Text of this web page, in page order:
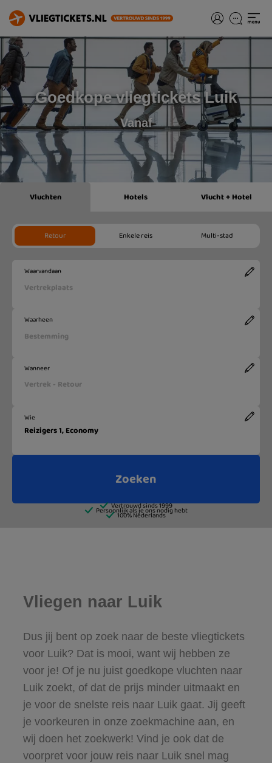
Goedkope vliegtickets Luik
Vanaf
Vliegen naar Luik
Dus jij bent op zoek naar de beste vliegtickets
voor Luik? Dat is mooi, want wij hebben ze
voor je! Of je nu juist goedkope vluchten naar
Luik zoekt, of dat de prijs minder uitmaakt en
je voor de snelste reis naar Luik gaat. Jij geeft
je voorkeuren in onze zoekmachine aan, en
wij doen het zoekwerk! Vind je ook dat de
voorpret voor jouw reis naar Luik snel mag